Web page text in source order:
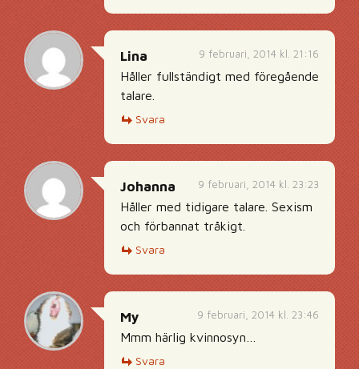
9 februari, 2014 kl. 21:16
Lina
Håller fullständigt med föregående
talare.
Svara
9 februari, 2014 kl. 23:23
Johanna
Håller med tidigare talare. Sexism
och förbannat tråkigt.
Svara
9 februari, 2014 kl. 23:46
My
Mmm härlig kvinnosyn…
Svara